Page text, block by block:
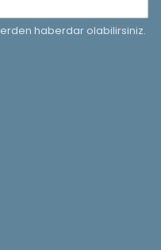
haberdar olabilirsiniz.